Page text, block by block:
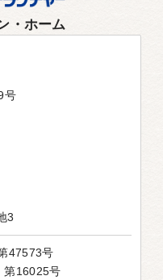
・ホーム
号
3
47573号
第16025号